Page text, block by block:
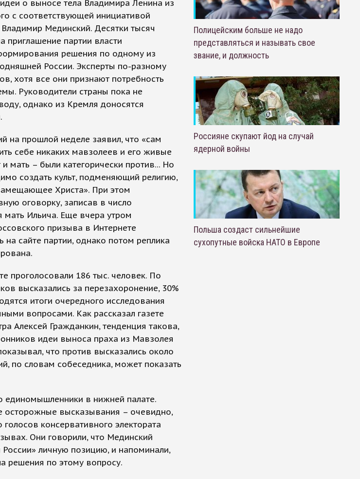
о выносе тела Владимира Ленина из
с соответствующей инициативой
Мединский. Десятки тысяч
приглашение партии власти
решения по одному из
России. Эксперты по-разному
хотя все они признают потребность
Руководители страны пока не
однако из Кремля доносятся
на прошлой неделе заявил, что «сам
себе никаких мавзолеев и его живые
мать – были категорически против... Но
создать культ, подменяющий религию,
Христа». При этом
оговорку, записав в число
Ильича. Еще вчера утром
призыва в Интернете
на сайте партии, однако потом реплика
проголосовали 186 тыс. человек. По
высказались за перезахоронение, 30%
итоги очередного исследования
вопросами. Как рассказал газете
Алексей Гражданкин, тенденция такова,
идеи выноса праха из Мавзолея
что против высказались около
по словам собеседника, может показать
единомышленники в нижней палате.
осторожные высказывания – очевидно,
голосов консервативного электората
Они говорили, что Мединский
личную позицию, и напоминали,
решения по этому вопросу.
Полицейским больше не надо
представляться и называть свое
звание, и должность
Россияне скупают йод на случай
ядерной войны
Польша создаст сильнейшие
сухопутные войска НАТО в Европе